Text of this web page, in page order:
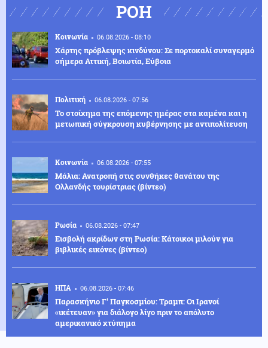
ΡΟΗ
Κοινωνία 06.08.2026 - 08:10
Χάρτης πρόβλεψης κινδύνου: Σε πορτοκαλί συναγερμό
σήμερα Αττική, Βοιωτία, Εύβοια
Πολιτική 06.08.2026 - 07:56
Το στοίχημα της επόμενης ημέρας στα καμένα και η
μετωπική σύγκρουση κυβέρνησης με αντιπολίτευση
Κοινωνία 06.08.2026 - 07:55
Μάλια: Ανατροπή στις συνθήκες θανάτου της
Ολλανδής τουρίστριας (βίντεο)
Ρωσία 06.08.2026 - 07:47
Εισβολή ακρίδων στη Ρωσία: Κάτοικοι μιλούν για
βιβλικές εικόνες (βίντεο)
ΗΠΑ 06.08.2026 - 07:46
Παρασκήνιο Γ' Παγκοσμίου: Τραμπ: Οι Ιρανοί
«ικέτευαν» για διάλογο λίγο πριν το απόλυτο
αμερικανικό χτύπημα